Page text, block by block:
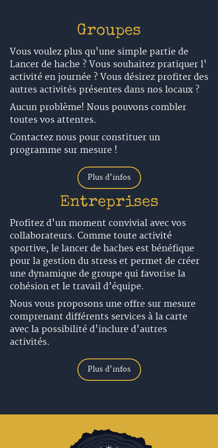
Groupes
Vous voulez plus qu'une simple partie de
Lancer de hache ? Vous souhaitez pratiquer l'
activité en journée ? Vous désirez profiter des
autres activités présentes dans nos locaux ?
Aucun problème! Nous pouvons combler
toutes vos attentes.
Contactez nous pour constituer un
programme sur mesure !
Plus d'infos
Entreprises
Profitez d'un moment convivial avec vos
collaborateurs. Comme toute activité
sportive, le lancer de haches est bénéfique
pour la gestion du stress et permet de créer
une dynamique de groupe qui favorise la
cohésion et le travail d’équipe.
Nous vous proposons une offre sur mesure
comprenant différents services à la carte
avec la possibilité d'inclure d'autres
activités.
Plus d'infos